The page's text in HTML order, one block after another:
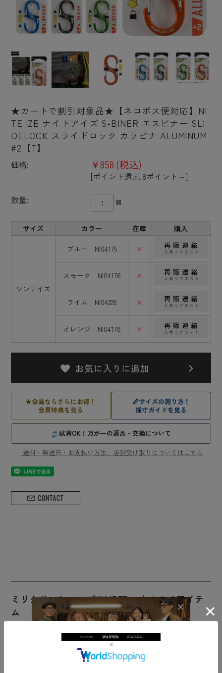
★カートで割引対象品★【ネコポス便対応】NI
TE IZE ナイトアイズ S-BINER エスビナー SLI
DELOCK スライドロック カラビナ ALUMINUM
#2【T】
価格: ¥858 (税込)
[ポイント還元 8ポイント～]
数量:
個
サイズ カラー 在庫 購入
ワンサイズ
ブルー NI04175 ×
スモーク NI04176 ×
ライム NI04228 ×
オレンジ NI04178 ×
★会員ならさらにお得！
会員特典を見る
📏サイズの測り方！
採寸ガイドを見る
試着OK！万が一の返品・交換について
送料・発送日・お支払い方法、店舗受け取りについてはこちら
ミリタリーショップWAIPER オススメアイテ
ム